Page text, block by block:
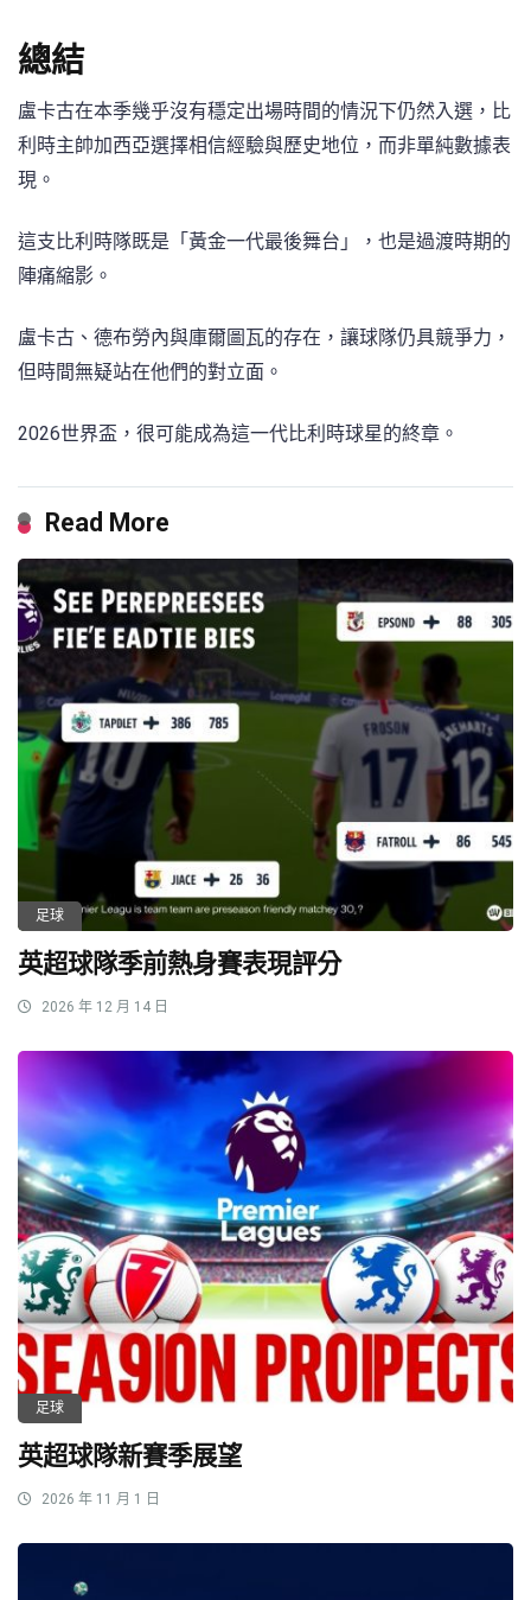
總結
盧卡古在本季幾乎沒有穩定出場時間的情況下仍然入選，比
利時主帥加西亞選擇相信經驗與歷史地位，而非單純數據表
現。
這支比利時隊既是「黃金一代最後舞台」，也是過渡時期的
陣痛縮影。
盧卡古、德布勞內與庫爾圖瓦的存在，讓球隊仍具競爭力，
但時間無疑站在他們的對立面。
2026世界盃，很可能成為這一代比利時球星的終章。
Read More
足球
英超球隊季前熱身賽表現評分
2026 年 12 月 14 日
足球
英超球隊新賽季展望
2026 年 11 月 1 日